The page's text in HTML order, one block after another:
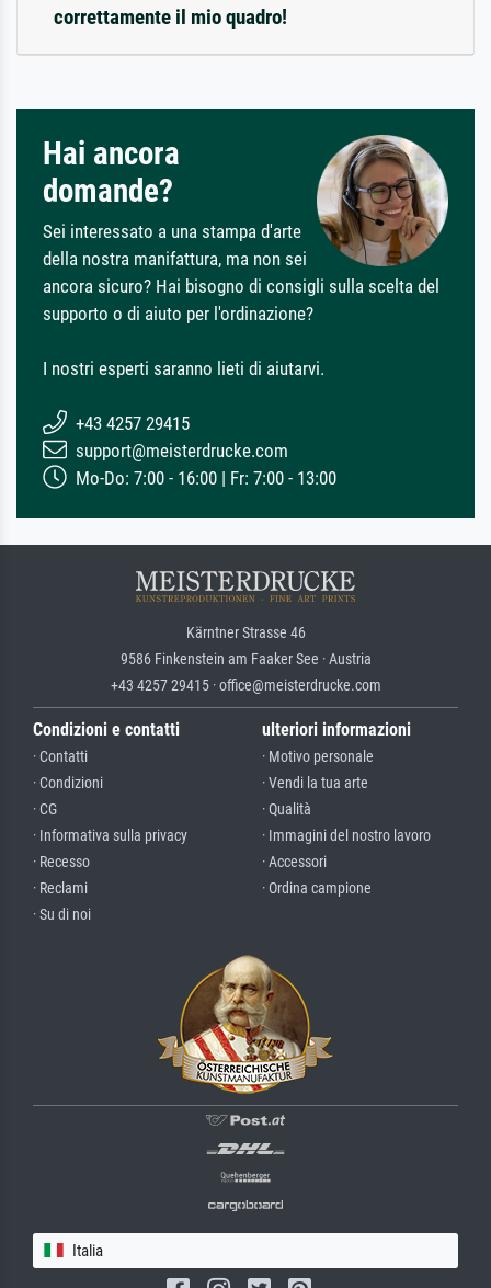
correttamente il mio quadro!
Hai ancora
domande?
Sei interessato a una stampa d'arte
della nostra manifattura, ma non sei
ancora sicuro? Hai bisogno di consigli sulla scelta del
supporto o di aiuto per l'ordinazione?
I nostri esperti saranno lieti di aiutarvi.
+43 4257 29415
support@meisterdrucke.com
Mo-Do: 7:00 - 16:00 | Fr: 7:00 - 13:00
Kärntner Strasse 46
9586 Finkenstein am Faaker See · Austria
+43 4257 29415 · office@meisterdrucke.com
Condizioni e contatti
· Contatti
· Condizioni
· CG
· Informativa sulla privacy
· Recesso
· Reclami
· Su di noi
ulteriori informazioni
· Motivo personale
· Vendi la tua arte
· Qualità
· Immagini del nostro lavoro
· Accessori
· Ordina campione
Italia